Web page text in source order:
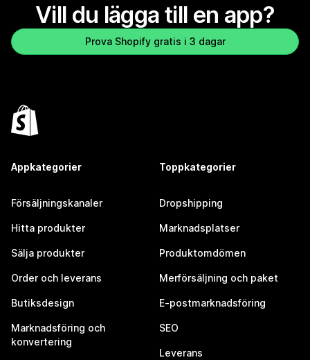
Vill du lägga till en app?
Prova Shopify gratis i 3 dagar
Appkategorier
Försäljningskanaler
Hitta produkter
Sälja produkter
Order och leverans
Butiksdesign
Marknadsföring och
konvertering
Toppkategorier
Dropshipping
Marknadsplatser
Produktomdömen
Merförsäljning och paket
E-postmarknadsföring
SEO
Leverans